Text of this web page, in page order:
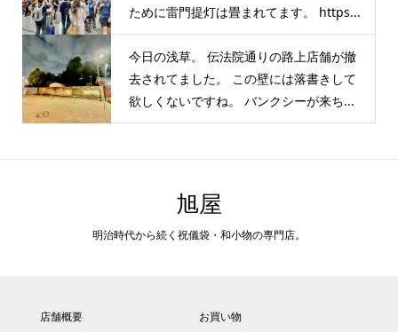
ために雷門提灯は畳まれてます。 https...
今日の浅草。 伝法院通りの路上店舗が撤
去されてました。 この壁には落書きして
欲しくないですね。 バンクシーが来ち...
旭屋
明治時代から続く祝儀袋・和小物の専門店。
店舗概要
お買い物